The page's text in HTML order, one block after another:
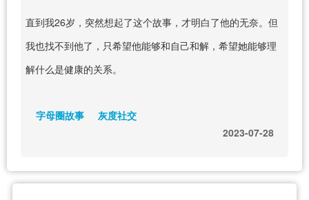
直到我26岁，突然想起了这个故事，才明白了他的无奈。但
我也找不到他了，只希望他能够和自己和解，希望她能够理
解什么是健康的关系。
字母圈故事
灰度社交
2023-07-28